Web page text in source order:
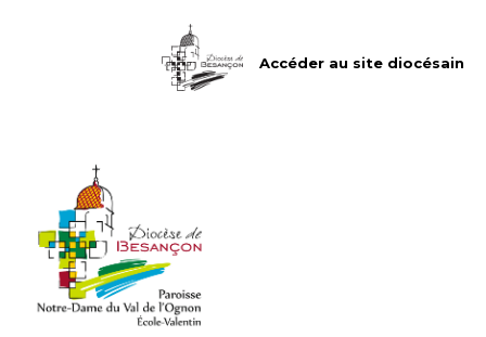
Accéder au site diocésain